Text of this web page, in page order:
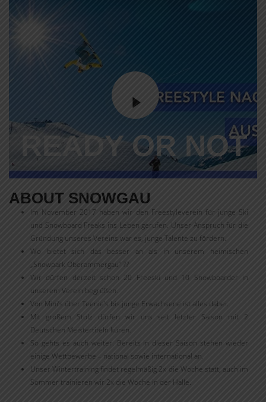
READY OR NOT
ABOUT SNOWGAU
Im November 2017 haben wir den Freestyleverein für junge Ski
und Snowboard Freaks ins Leben gerufen. Unser Anspruch für die
Gründung unseres Vereins war es, junge Talente zu fördern.
Wo bietet sich das besser an als in unserem heimischen
„Snowpark Oberammergau“ ??
Wir dürfen derzeit schon 20 Freeski und 10 Snowboarder in
unserem Verein begrüßen.
Von Mini’s über Teenie’s bis junge Erwachsene ist alles dabei.
Mit großem Stolz dürfen wir uns seit letzter Saison mit 2
Deutschen Meistertiteln küren.
So gehts es auch weiter. Bereits in dieser Saison stehen wieder
einige Wettbewerbe – national sowie international an.
Unser Wintertraining findet regelmäßig 2x die Woche statt, auch im
Sommer trainieren wir 2x die Woche in der Halle.